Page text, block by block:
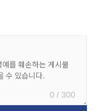
0 / 300